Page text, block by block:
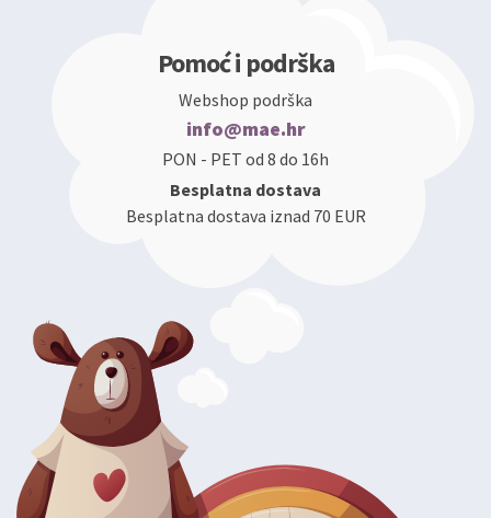
Pomoć i podrška
Webshop podrška
info@mae.hr
PON - PET od 8 do 16h
Besplatna dostava
Besplatna dostava iznad 70 EUR